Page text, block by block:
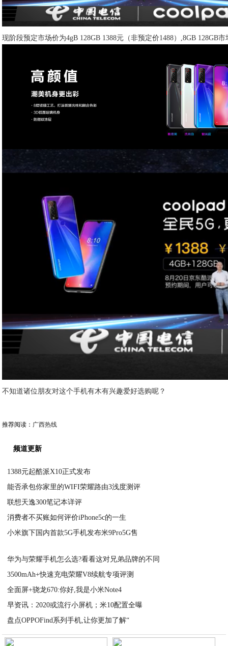
现阶段预定市场价为4gB 128GB 1388元（非预定价1488）,8GB 128GB
不知道诸位朋友对这个手机有木有兴趣爱好选购呢？
推荐阅读： 广西热线
频道更新
1388元起酷派X10正式发布
能否承包你家里的WIFI荣耀路由3浅度测评
联想天逸300笔记本详评
消费者不买账如何评价iPhone5c的一生
小米旗下国内首款5G手机发布米9Pro5G售
华为与荣耀手机怎么选?看看这对兄弟品牌的不同
3500mAh+快速充电荣耀V8续航专项评测
全面屏+骁龙670:你好,我是小米Note4
早资讯：2020或流行小屏机；米10配置全曝
盘点OPPOFind系列手机,让你更加了解“
2020-09-12